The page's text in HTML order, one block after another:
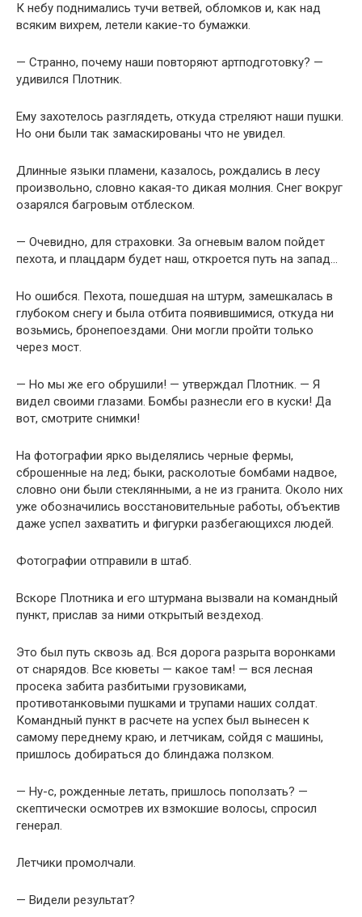
К небу поднимались тучи ветвей, обломков и, как над
всяким вихрем, летели какие-то бумажки.
— Странно, почему наши повторяют артподготовку? —
удивился Плотник.
Ему захотелось разглядеть, откуда стреляют наши пушки.
Но они были так замаскированы что не увидел.
Длинные языки пламени, казалось, рождались в лесу
произвольно, словно какая-то дикая молния. Снег вокруг
озарялся багровым отблеском.
— Очевидно, для страховки. За огневым валом пойдет
пехота, и плацдарм будет наш, откроется путь на запад…
Но ошибся. Пехота, пошедшая на штурм, замешкалась в
глубоком снегу и была отбита появившимися, откуда ни
возьмись, бронепоездами. Они могли пройти только
через мост.
— Но мы же его обрушили! — утверждал Плотник. — Я
видел своими глазами. Бомбы разнесли его в куски! Да
вот, смотрите снимки!
На фотографии ярко выделялись черные фермы,
сброшенные на лед; быки, расколотые бомбами надвое,
словно они были стеклянными, а не из гранита. Около них
уже обозначились восстановительные работы, объектив
даже успел захватить и фигурки разбегающихся людей.
Фотографии отправили в штаб.
Вскоре Плотника и его штурмана вызвали на командный
пункт, прислав за ними открытый вездеход.
Это был путь сквозь ад. Вся дорога разрыта воронками
от снарядов. Все кюветы — какое там! — вся лесная
просека забита разбитыми грузовиками,
противотанковыми пушками и трупами наших солдат.
Командный пункт в расчете на успех был вынесен к
самому переднему краю, и летчикам, сойдя с машины,
пришлось добираться до блиндажа ползком.
— Ну-с, рожденные летать, пришлось поползать? —
скептически осмотрев их взмокшие волосы, спросил
генерал.
Летчики промолчали.
— Видели результат?